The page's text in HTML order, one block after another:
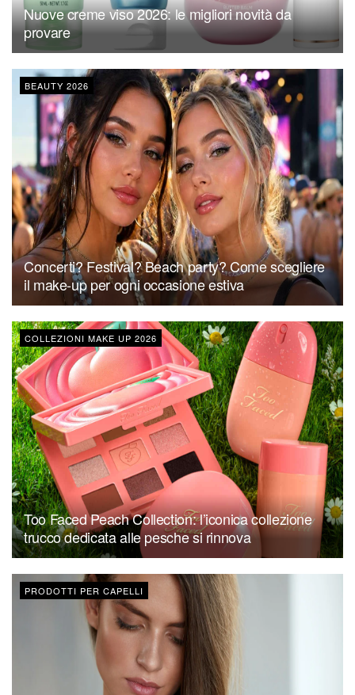
Nuove creme viso 2026: le migliori novità da
provare
BEAUTY 2026
Concerti? Festival? Beach party? Come scegliere
il make-up per ogni occasione estiva
COLLEZIONI MAKE UP 2026
Too Faced Peach Collection: l’iconica collezione
trucco dedicata alle pesche si rinnova
PRODOTTI PER CAPELLI